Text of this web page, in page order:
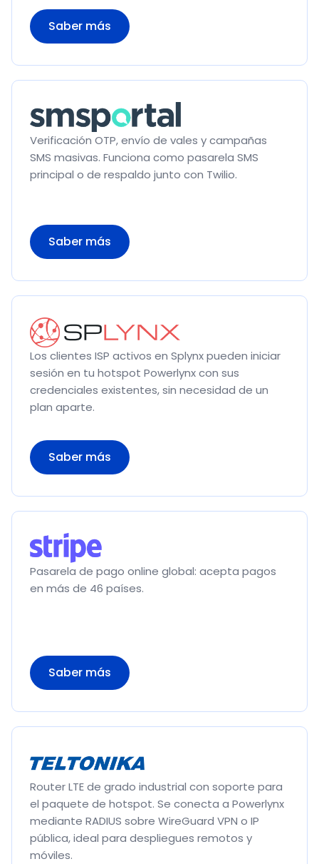
Saber más
Verificación OTP, envío de vales y campañas
SMS masivas. Funciona como pasarela SMS
principal o de respaldo junto con Twilio.
Saber más
Los clientes ISP activos en Splynx pueden iniciar
sesión en tu hotspot Powerlynx con sus
credenciales existentes, sin necesidad de un
plan aparte.
Saber más
Pasarela de pago online global: acepta pagos
en más de 46 países.
Saber más
Router LTE de grado industrial con soporte para
el paquete de hotspot. Se conecta a Powerlynx
mediante RADIUS sobre WireGuard VPN o IP
pública, ideal para despliegues remotos y
móviles.